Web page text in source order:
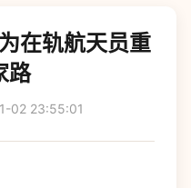
在轨航天员重
路
02 23:55:01